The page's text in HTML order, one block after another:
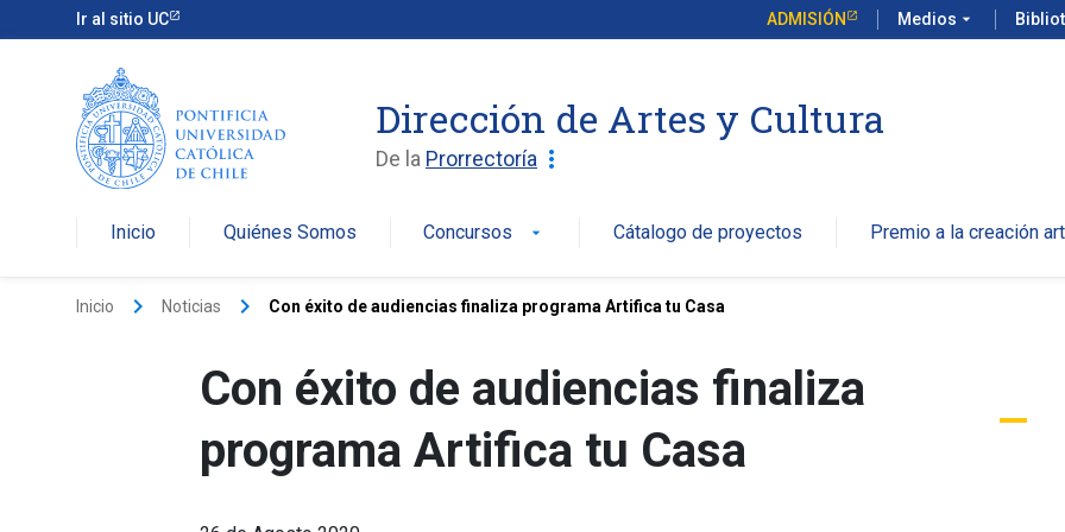
Ir al sitio UC ADMISIÓN Medios arrow_drop_down
Dirección de Artes y Cultura
De la Prorrectoría more_vert
Inicio Quiénes Somos Concursos arrow_drop_down Cátalogo de proyectos Premio a la creación
Inicio keyboard_arrow_right Noticias keyboard_arrow_right Con éxito de audiencias finaliza programa Artifica tu Casa
Con éxito de audiencias finaliza
programa Artifica tu Casa